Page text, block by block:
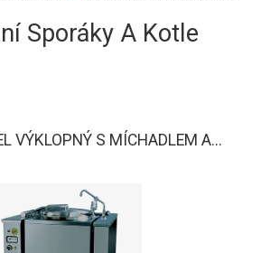
Sporáky A Kotle
VÝKLOPNÝ S MÍCHADLEM A...